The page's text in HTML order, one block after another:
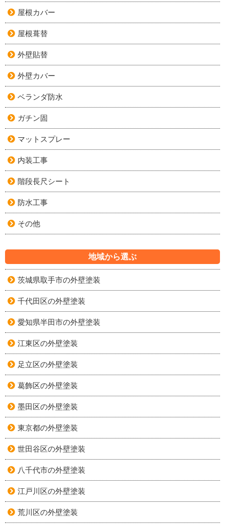
屋根カバー
屋根葺替
外壁貼替
外壁カバー
ベランダ防水
ガチン固
マットスプレー
内装工事
階段長尺シート
防水工事
その他
地域から選ぶ
茨城県取手市の外壁塗装
千代田区の外壁塗装
愛知県半田市の外壁塗装
江東区の外壁塗装
足立区の外壁塗装
葛飾区の外壁塗装
墨田区の外壁塗装
東京都の外壁塗装
世田谷区の外壁塗装
八千代市の外壁塗装
江戸川区の外壁塗装
荒川区の外壁塗装